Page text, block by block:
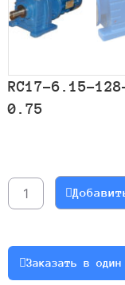
RC17-6.15-
0.75
RC17-
6.15-
или
RCF17-
Заказать в один